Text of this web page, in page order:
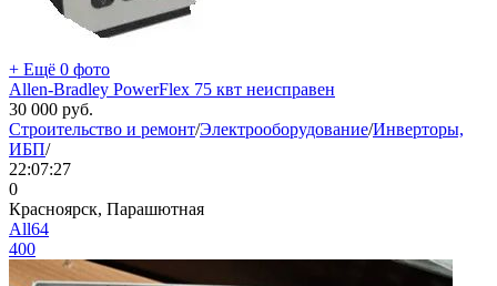
+ Ещё 0 фото
Allen-Bradley PowerFlex 75 квт неисправен
30 000 руб.
Строительство и ремонт/Электрооборудование/Инверторы,
ИБП/
22:07:27
0
Красноярск, Парашютная
All64
400